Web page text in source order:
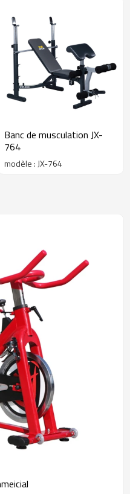
Banc de musculation JX-
764
modèle : JX-764